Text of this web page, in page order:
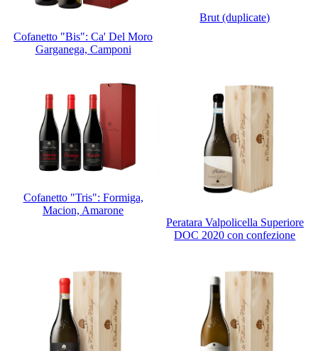
Cofanetto "Bis": Ca' Del Moro
Garganega, Camponi
Brut (duplicate)
Cofanetto "Tris": Formiga,
Macion, Amarone
Peratara Valpolicella Superiore
DOC 2020 con confezione